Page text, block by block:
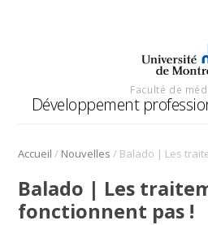
Faculté de
Développement
Accueil / Nouvelles /
Balado | Les
fonctionnent pas !